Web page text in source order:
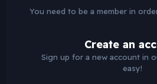
You need to be a member in
Create an
Sign up for a new account in
easy!